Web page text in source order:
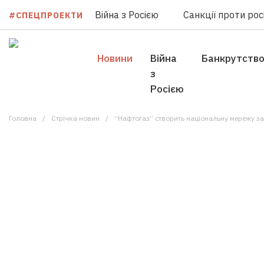
#СПЕЦПРОЕКТИ Війна з Росією Санкції проти
Новини
Війна
з
Росією
Банкрутство
Головна Стрічка новин “Нафтогаз” створить національну мережу